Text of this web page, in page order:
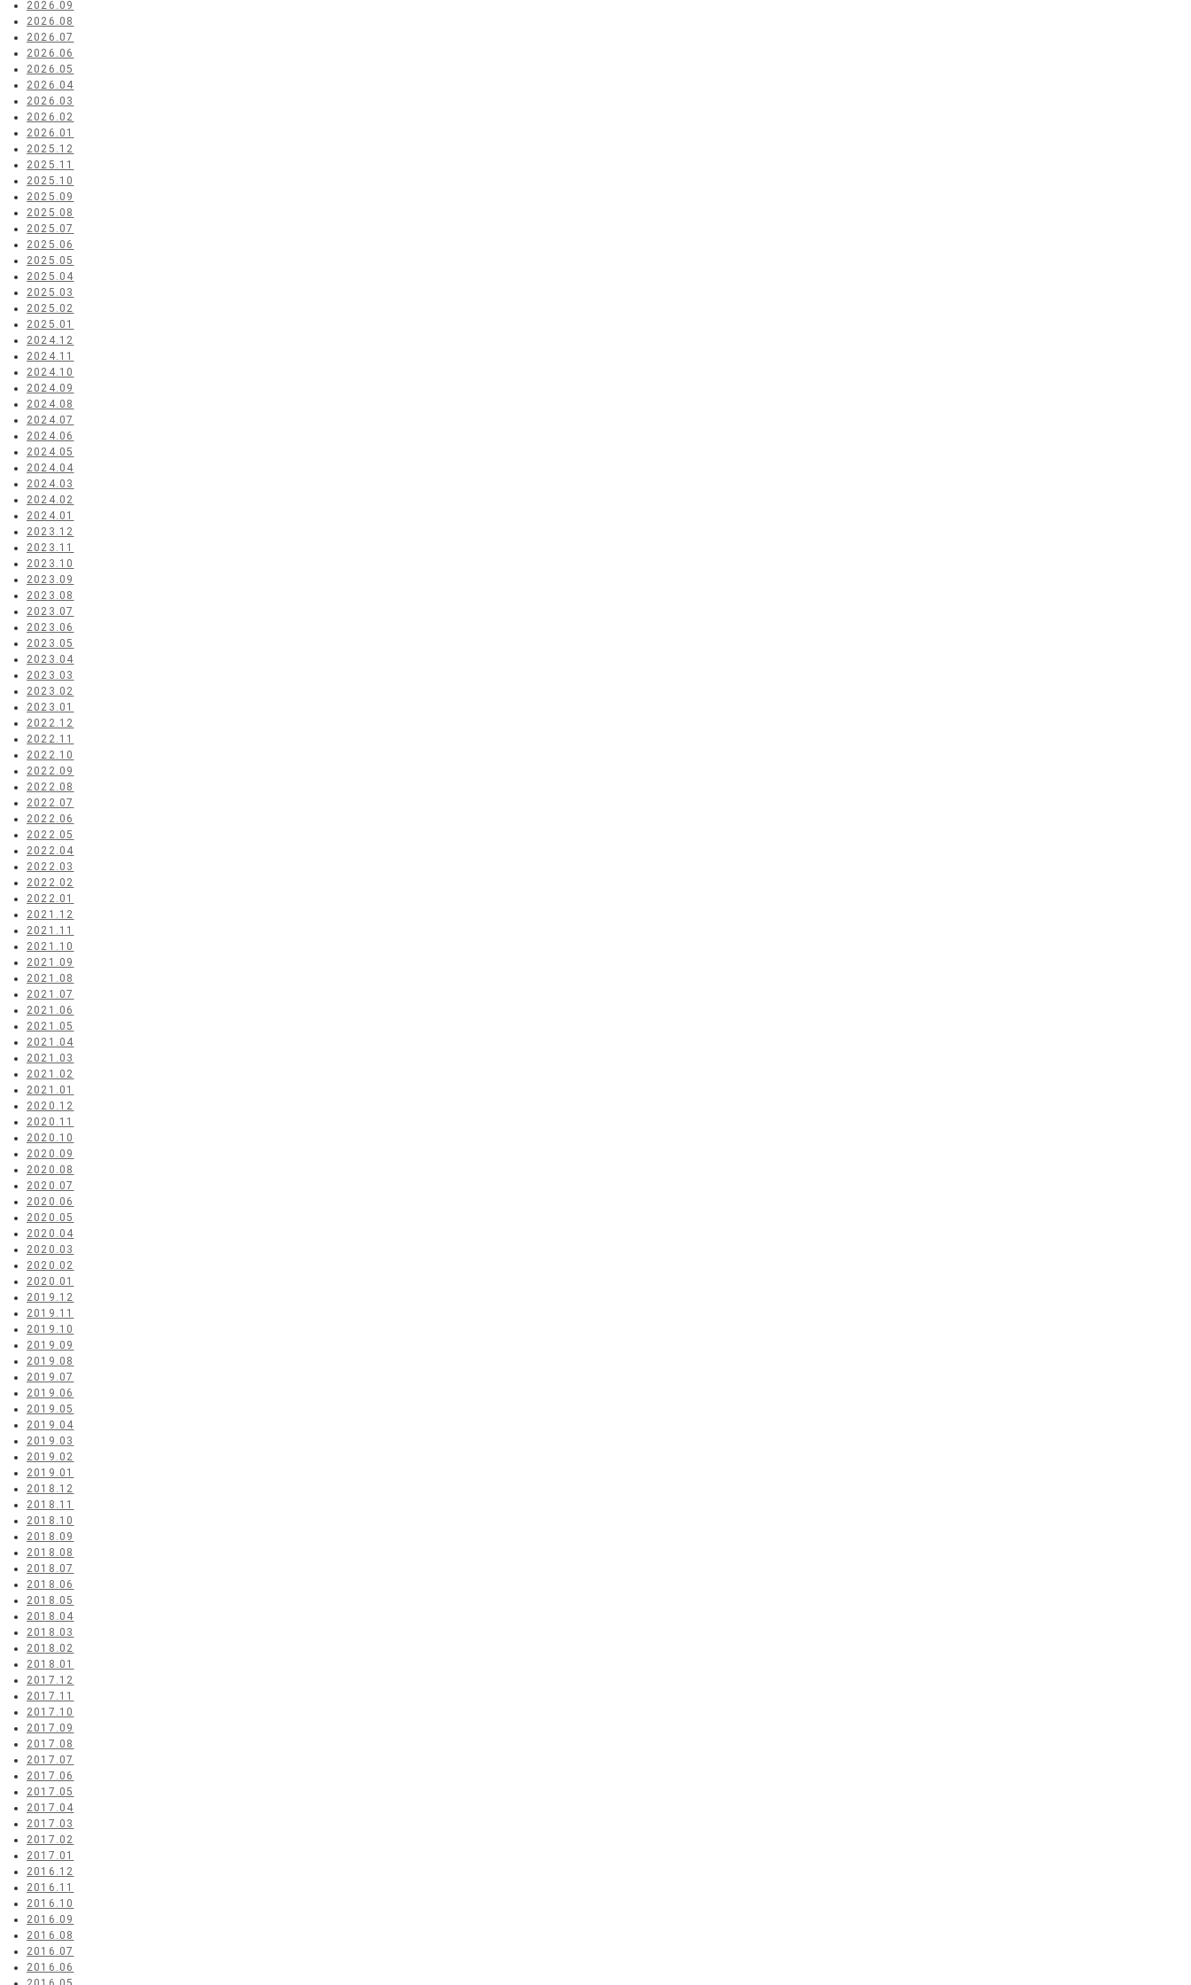
2026.09
2026.08
2026.07
2026.06
2026.05
2026.04
2026.03
2026.02
2026.01
2025.12
2025.11
2025.10
2025.09
2025.08
2025.07
2025.06
2025.05
2025.04
2025.03
2025.02
2025.01
2024.12
2024.11
2024.10
2024.09
2024.08
2024.07
2024.06
2024.05
2024.04
2024.03
2024.02
2024.01
2023.12
2023.11
2023.10
2023.09
2023.08
2023.07
2023.06
2023.05
2023.04
2023.03
2023.02
2023.01
2022.12
2022.11
2022.10
2022.09
2022.08
2022.07
2022.06
2022.05
2022.04
2022.03
2022.02
2022.01
2021.12
2021.11
2021.10
2021.09
2021.08
2021.07
2021.06
2021.05
2021.04
2021.03
2021.02
2021.01
2020.12
2020.11
2020.10
2020.09
2020.08
2020.07
2020.06
2020.05
2020.04
2020.03
2020.02
2020.01
2019.12
2019.11
2019.10
2019.09
2019.08
2019.07
2019.06
2019.05
2019.04
2019.03
2019.02
2019.01
2018.12
2018.11
2018.10
2018.09
2018.08
2018.07
2018.06
2018.05
2018.04
2018.03
2018.02
2018.01
2017.12
2017.11
2017.10
2017.09
2017.08
2017.07
2017.06
2017.05
2017.04
2017.03
2017.02
2017.01
2016.12
2016.11
2016.10
2016.09
2016.08
2016.07
2016.06